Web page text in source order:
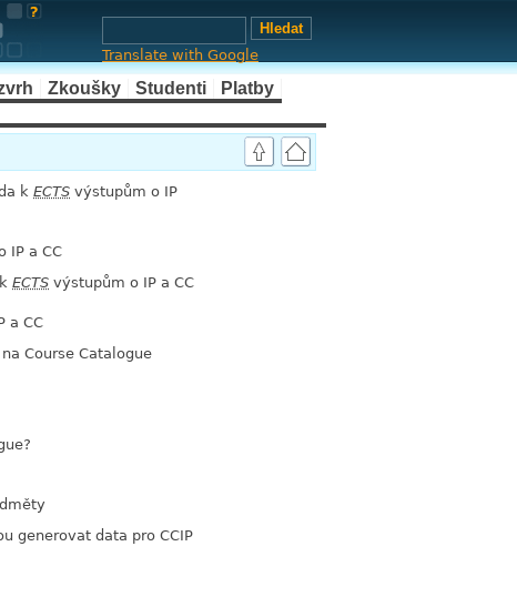
Translate with Google
Zkoušky Studenti
Platby
k ECTS výstupům o IP
IP a CC
ECTS výstupům o IP a CC
a CC
Course Catalogue
generovat data pro CCIP